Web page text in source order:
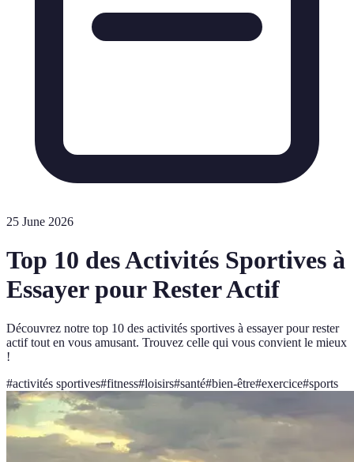
25 June 2026
Top 10 des Activités Sportives à
Essayer pour Rester Actif
Découvrez notre top 10 des activités sportives à essayer pour rester
actif tout en vous amusant. Trouvez celle qui vous convient le mieux
!
#activités sportives#fitness#loisirs#santé#bien-être#exercice#sports